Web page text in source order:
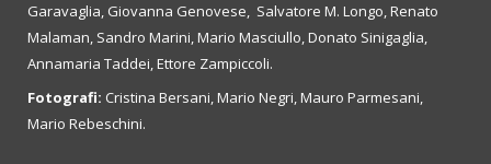
Garavaglia, Giovanna Genovese, Salvatore M. Longo, Renato
Malaman, Sandro Marini, Mario Masciullo, Donato Sinigaglia,
Annamaria Taddei, Ettore Zampiccoli.
Fotografi: Cristina Bersani, Mario Negri, Mauro Parmesani,
Mario Rebeschini.